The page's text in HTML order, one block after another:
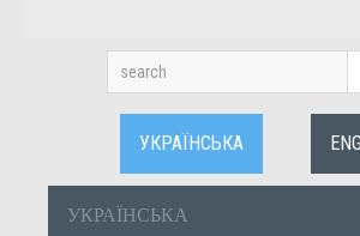
УКРАЇНСЬКА
УКРАЇНСЬКА